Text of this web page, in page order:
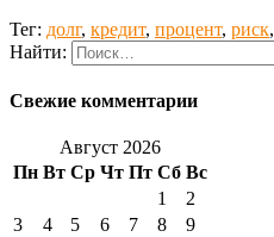
Тег: долг, кредит, процент, риск,
Найти:
Свежие комментарии
Август 2026
Пн Вт Ср Чт Пт Сб Вс
1
2
3
4 5 6 7 8
9